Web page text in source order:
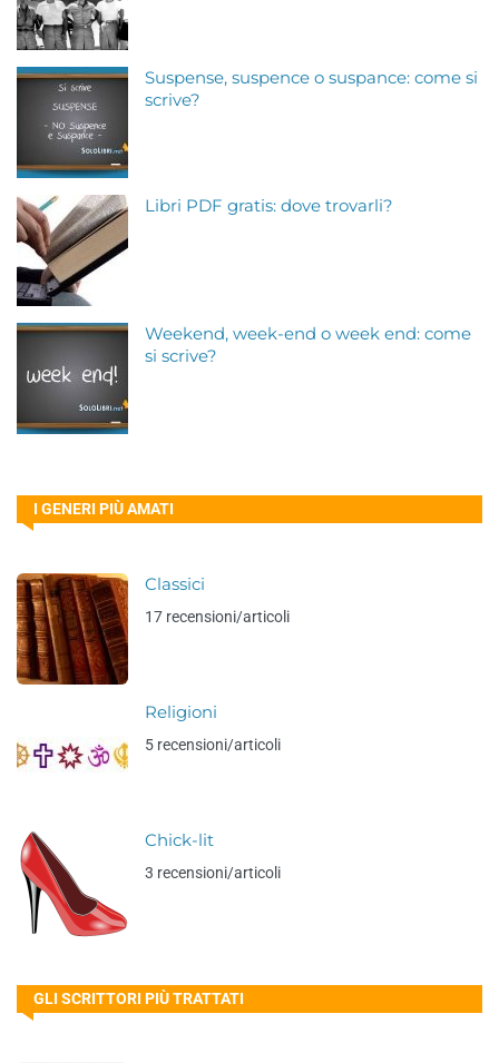
Suspense, suspence o suspance: come si
scrive?
Libri PDF gratis: dove trovarli?
Weekend, week-end o week end: come
si scrive?
I GENERI PIÙ AMATI
Classici
17 recensioni/articoli
Religioni
5 recensioni/articoli
Chick-lit
3 recensioni/articoli
GLI SCRITTORI PIÙ TRATTATI